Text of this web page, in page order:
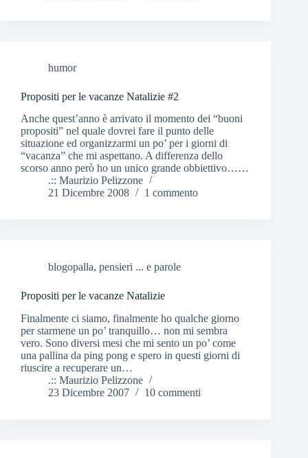
humor
Propositi per le vacanze Natalizie #2
Anche quest’anno è arrivato il momento dei “buoni
propositi” nel quale dovrei fare il punto delle
situazione ed organizzarmi un po’ per i giorni di
“vacanza” che mi aspettano. A differenza dello
scorso anno però ho un unico grande obbiettivo……
.:: Maurizio Pelizzone
21 Dicembre 2008
1 commento
blogopalla, pensieri ... e parole
Propositi per le vacanze Natalizie
Finalmente ci siamo, finalmente ho qualche giorno
per starmene un po’ tranquillo… non mi sembra
vero. Sono diversi mesi che mi sento un po’ come
una pallina da ping pong e spero in questi giorni di
riuscire a recuperare un…
.:: Maurizio Pelizzone
23 Dicembre 2007
10 commenti